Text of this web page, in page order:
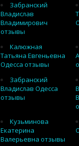
Забранский
Владислав
Владимирович
отзывы
Калюжная
Татьяна Евгеньевна
Одесса отзывы
Забранский
Владислав Одесса
отзывы
Кузьминова
Екатерина
Валерьевна отзывы